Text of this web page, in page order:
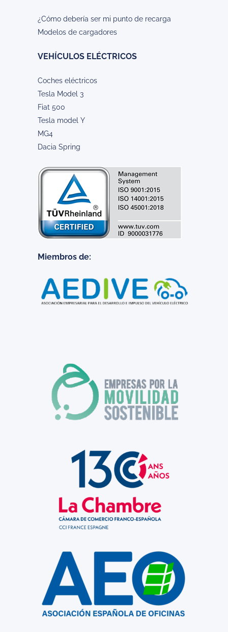
¿Cómo debería ser mi punto de recarga
Modelos de cargadores
VEHÍCULOS ELÉCTRICOS
Coches eléctricos
Tesla Model 3
Fiat 500
Tesla model Y
MG4
Dacia Spring
Miembros de: